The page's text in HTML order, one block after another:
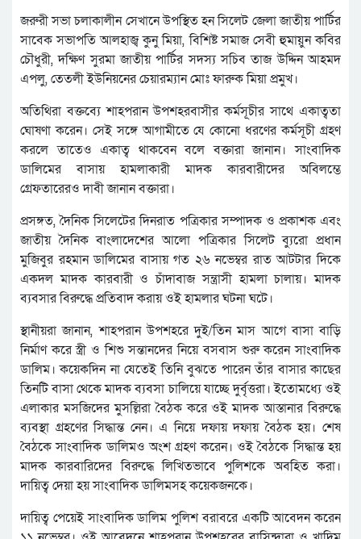
জরুরী সভা চলাকালীন সেখানে উপস্থিত হন সিলেট জেলা জাতীয় পার্টির
সাবেক সভাপতি আলহাজ্ব কুনু মিয়া, বিশিষ্ট সমাজ সেবী হুমায়ুন কবির
চৌধুরী, দক্ষিণ সুরমা জাতীয় পার্টির সদস্য সচিব তাজ উদ্দিন আহমদ
এপলু, তেতলী ইউনিয়নের চেয়ারম্যান মোঃ ফারুক মিয়া প্রমুখ।
অতিথিরা বক্তব্যে শাহপরান উপশহরবাসীর কর্মসূচীর সাথে একাত্বতা
ঘোষণা করেন। সেই সঙ্গে আগামীতে যে কোনো ধরণের কর্মসূচী গ্রহণ
করলে তাতেও একাত্ব থাকবেন বলে বক্তারা জানান। সাংবাদিক
ডালিমের বাসায় হামলাকারী মাদক কারবারীদের অবিলম্ভে
গ্রেফতারেরও দাবী জানান বক্তারা।
প্রসঙ্গত, দৈনিক সিলেটের দিনরাত পত্রিকার সম্পাদক ও প্রকাশক এবং
জাতীয় দৈনিক বাংলাদেশের আলো পত্রিকার সিলেট ব্যুরো প্রধান
মুজিবুর রহমান ডালিমের বাসায় গত ২৬ নভেম্বর রাত আটটার দিকে
একদল মাদক কারবারী ও চাঁদাবাজ সন্ত্রাসী হামলা চালায়। মাদক
ব্যবসার বিরুদ্ধে প্রতিবাদ করায় ওই হামলার ঘটনা ঘটে।
স্থানীয়রা জানান, শাহপরান উপশহরে দুই/তিন মাস আগে বাসা বাড়ি
নির্মাণ করে স্ত্রী ও শিশু সন্তানদের নিয়ে বসবাস শুরু করেন সাংবাদিক
ডালিম। কয়েকদিন না যেতেই তিনি বুঝতে পারেন তাঁর বাসার কাছের
তিনটি বাসা থেকে মাদক ব্যবসা চালিয়ে যাচ্ছে দুর্বৃত্তরা। ইতোমধ্যে ওই
এলাকার মসজিদের মুসল্লিরা বৈঠক করে ওই মাদক আস্তানার বিরুদ্ধে
ব্যবস্থা গ্রহণের সিদ্ধান্ত নেন। এ নিয়ে দফায় দফায় বৈঠক হয়। শেষ
বৈঠকে সাংবাদিক ডালিমও অংশ গ্রহণ করেন। ওই বৈঠকে সিদ্ধান্ত হয়
মাদক কারবারিদের বিরুদ্ধে লিখিতভাবে পুলিশকে অবহিত করা।
দায়িত্ব দেয়া হয় সাংবাদিক ডালিমসহ কয়েকজনকে।
দায়িত্ব পেয়েই সাংবাদিক ডালিম পুলিশ বরাবরে একটি আবেদন করেন